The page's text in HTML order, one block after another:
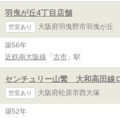
羽曳が丘4丁目店舗
空室あり 大阪府羽曳野市羽曳が丘
築56年
近鉄南大阪線 「 古市 」駅
センチュリー山繁 大和高田線
空室あり 大阪府松原市西大塚
築52年